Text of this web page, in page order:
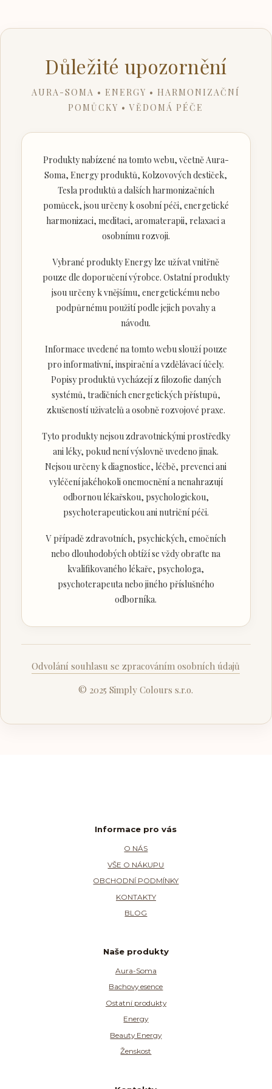
Důležité upozornění
AURA-SOMA • ENERGY • HARMONIZAČNÍ
POMŮCKY • VĚDOMÁ PÉČE
Produkty nabízené na tomto webu, včetně Aura-
Soma, Energy produktů, Kolzovových destiček,
Tesla produktů a dalších harmonizačních
pomůcek, jsou určeny k osobní péči, energetické
harmonizaci, meditaci, aromaterapii, relaxaci a
osobnímu rozvoji.
Vybrané produkty Energy lze užívat vnitřně
pouze dle doporučení výrobce. Ostatní produkty
jsou určeny k vnějšímu, energetickému nebo
podpůrnému použití podle jejich povahy a
návodu.
Informace uvedené na tomto webu slouží pouze
pro informativní, inspirační a vzdělávací účely.
Popisy produktů vycházejí z filozofie daných
systémů, tradičních energetických přístupů,
zkušeností uživatelů a osobně rozvojové praxe.
Tyto produkty nejsou zdravotnickými prostředky
ani léky, pokud není výslovně uvedeno jinak.
Nejsou určeny k diagnostice, léčbě, prevenci ani
vyléčení jakéhokoli onemocnění a nenahrazují
odbornou lékařskou, psychologickou,
psychoterapeutickou ani nutriční péči.
V případě zdravotních, psychických, emočních
nebo dlouhodobých obtíží se vždy obraťte na
kvalifikovaného lékaře, psychologa,
psychoterapeuta nebo jiného příslušného
odborníka.
Odvolání souhlasu se zpracováním osobních údajů
© 2025 Simply Colours s.r.o.
Informace pro vás
O NÁS
VŠE O NÁKUPU
OBCHODNÍ PODMÍNKY
KONTAKTY
BLOG
Naše produkty
Aura-Soma
Bachovy esence
Ostatní produkty
Energy
Beauty Energy
Ženskost